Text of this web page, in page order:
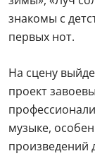
знакомы с
первых нот.
На сцену
проект
музыке,
произведений